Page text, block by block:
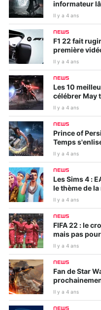
informateur
Il y a 4 ans
NEWS
F1 22 fait
première
Il y a 4 ans
NEWS
Les 10
célébrer May
Il y a 4 ans
NEWS
Prince of
Temps
Il y a 4 ans
NEWS
Les Sims 4 :
le thème de
Il y a 4 ans
NEWS
FIFA 22 : le
mais pas
Il y a 4 ans
NEWS
Fan de Star
Il y a 4 ans
NEWS